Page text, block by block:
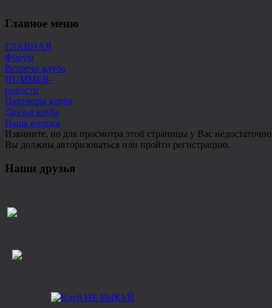
Главное меню
ГЛАВНАЯ
Форум
Встречи клуба
HUMMER-
новости
Партнеры клуба
Друзья клуба
Наша кнопка
Извините, но для просмотра этой страницы у Вас
Вы должны авторизоваться или пройти регистрацию.
Наши друзья